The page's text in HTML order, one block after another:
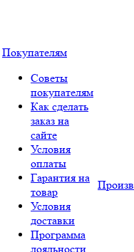
Покупателям
Советы
покупателям
Как сделать
заказ на
сайте
Условия
оплаты
Гарантия на
товар
Условия
доставки
Программа
лояльности